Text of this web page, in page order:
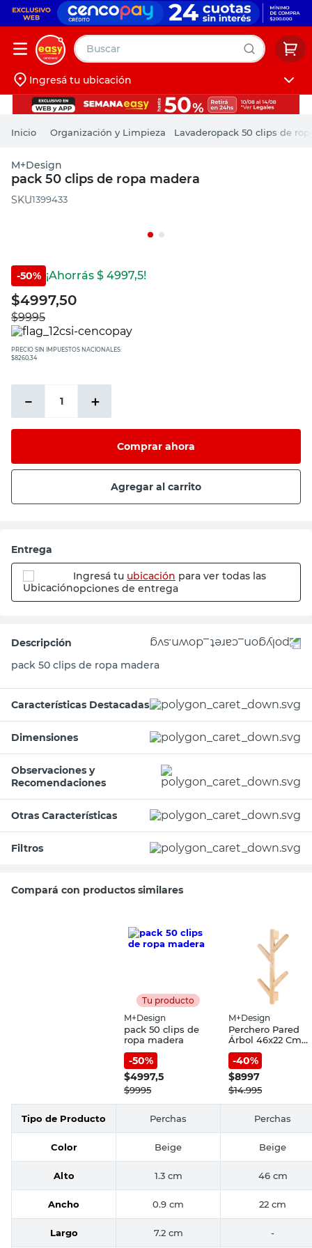
Buscar
Iniciá sesión
Ingresá tu ubicación
Organización y Limpieza Lavaderopack 50 clips de
M+Design
pack 50 clips de ropa madera
:1399433
-50% ¡Ahorrás $ 4997,5!
$4997,50
$9995
PRECIO SIN IMPUESTOS NACIONALES:
$8260,34
＋
－
Comprar ahora
Agregar al carrito
Entrega
Ingresá tu ubicación para ver todas las
opciones de entrega
Descripción
pack 50 clips de ropa madera
Características Destacadas
Dimensiones
Observaciones y
Recomendaciones
Otras Características
Filtros
Compará con productos similares
Tu producto
M+Design
pack 50 clips de
ropa madera
-50%
$4997,5
$9995
M+Design
Perchero Pared
Árbol 46x22 Cm
Madera Natural
M+Design
-40%
$8997
$14.995
Tipo de Producto Perchas Perchas
Color Beige Beige
Alto 1.3 cm 46 cm
Ancho 0.9 cm 22 cm
Largo 7.2 cm -
muebles
pintura
escritorio
puertas